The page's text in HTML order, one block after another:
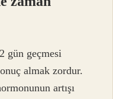
gün geçmesi
almak zordur.
artışı